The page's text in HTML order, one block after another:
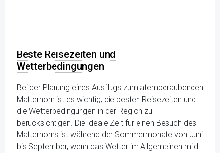
Beste Reisezeiten und
Wetterbedingungen
Bei der Planung eines Ausflugs zum atemberaubenden
Matterhorn ist es wichtig, die besten Reisezeiten und
die Wetterbedingungen in der Region zu
berücksichtigen. Die ideale Zeit für einen Besuch des
Matterhorns ist während der Sommermonate von Juni
bis September, wenn das Wetter im Allgemeinen mild